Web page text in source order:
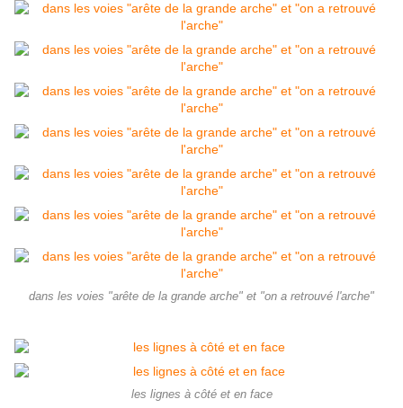
dans les voies "arête de la grande arche" et "on a retrouvé l'arche"
les lignes à côté et en face